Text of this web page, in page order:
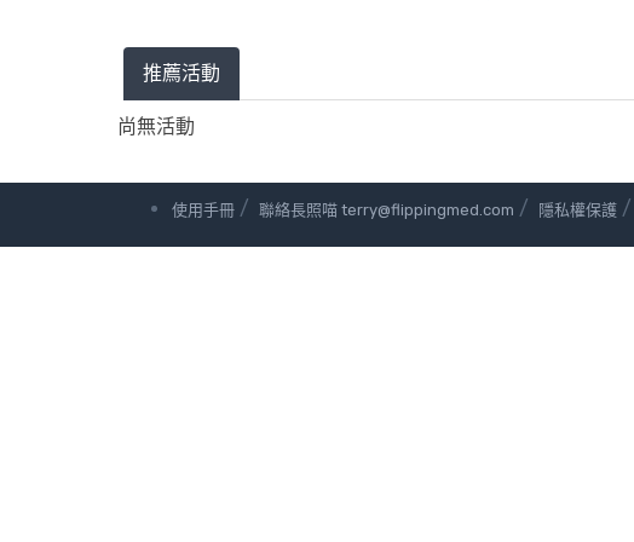
推薦活動
尚無活動
使用手冊 / 聯絡長照喵 terry@flippingmed.com / 隱私權保護 /